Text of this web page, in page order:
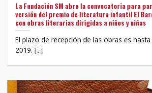
La Fundación SM abre la convocatoria para
versión del premio de literatura infantil El
con obras literarias dirigidas a niños y niñas
El plazo de recepción de las obras es
2019. [...]